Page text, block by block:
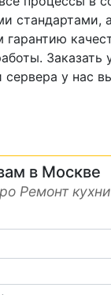
стандартами,
гарантию
Заказать
сервера у нас
в Москве
Ремонт